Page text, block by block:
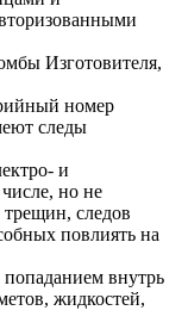
Изготовителя,
номер
следы
и
но не
трещин, следов
повлиять на
внутрь
жидкостей,